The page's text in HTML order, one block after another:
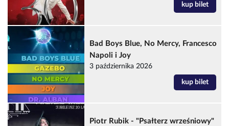
kup bilet
Bad Boys Blue, No Mercy, Francesco
Napoli i Joy
3 października 2026
kup bilet
Piotr Rubik - "Psałterz wrześniowy"